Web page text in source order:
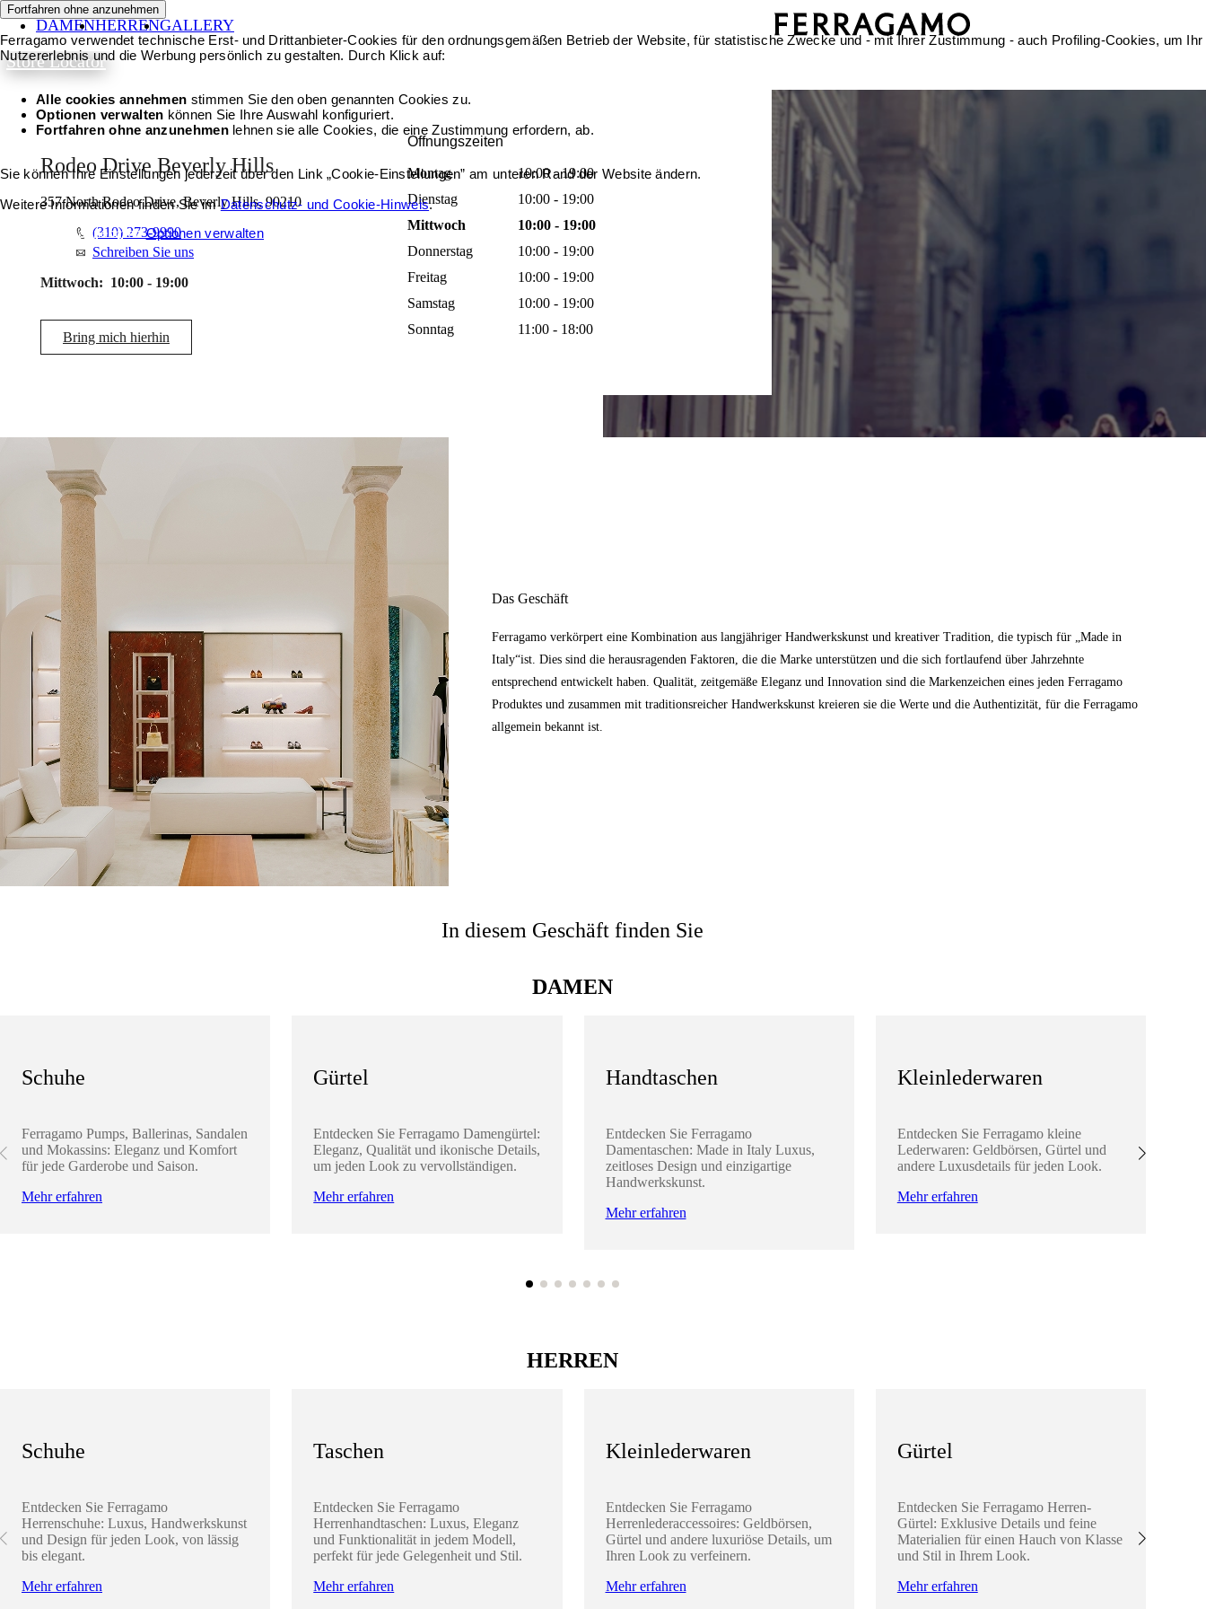
DAMENHERRENGALLERY
Store Locator
Rodeo Drive Beverly Hills
357 North Rodeo Drive, Beverly Hills, 90210
(310) 273-9990
Schreiben Sie uns
Mittwoch: 10:00 - 19:00
Bring mich hierhin
Öffnungszeiten
Montag
10:00 - 19:00
Dienstag
10:00 - 19:00
Mittwoch
10:00 - 19:00
Donnerstag
10:00 - 19:00
Freitag
10:00 - 19:00
Samstag
10:00 - 19:00
Sonntag
11:00 - 18:00
Das Geschäft
Ferragamo verkörpert eine Kombination aus langjähriger Handwerkskunst und kreativer Tradition, die typisch für „Made in
Italy“ist. Dies sind die herausragenden Faktoren, die die Marke unterstützen und die sich fortlaufend über Jahrzehnte
entsprechend entwickelt haben. Qualität, zeitgemäße Eleganz und Innovation sind die Markenzeichen eines jeden Ferragamo
Produktes und zusammen mit traditionsreicher Handwerkskunst kreieren sie die Werte und die Authentizität, für die Ferragamo
allgemein bekannt ist.
In diesem Geschäft finden Sie
DAMEN
Schuhe
Ferragamo Pumps, Ballerinas, Sandalen
und Mokassins: Eleganz und Komfort
für jede Garderobe und Saison.
Mehr erfahren
Gürtel
Entdecken Sie Ferragamo Damengürtel:
Eleganz, Qualität und ikonische Details,
um jeden Look zu vervollständigen.
Mehr erfahren
Handtaschen
Entdecken Sie Ferragamo
Damentaschen: Made in Italy Luxus,
zeitloses Design und einzigartige
Handwerkskunst.
Mehr erfahren
Kleinlederwaren
Entdecken Sie Ferragamo kleine
Lederwaren: Geldbörsen, Gürtel und
andere Luxusdetails für jeden Look.
Mehr erfahren
HERREN
Schuhe
Entdecken Sie Ferragamo
Herrenschuhe: Luxus, Handwerkskunst
und Design für jeden Look, von lässig
bis elegant.
Mehr erfahren
Taschen
Entdecken Sie Ferragamo
Herrenhandtaschen: Luxus, Eleganz
und Funktionalität in jedem Modell,
perfekt für jede Gelegenheit und Stil.
Mehr erfahren
Kleinlederwaren
Entdecken Sie Ferragamo
Herrenlederaccessoires: Geldbörsen,
Gürtel und andere luxuriöse Details, um
Ihren Look zu verfeinern.
Mehr erfahren
Gürtel
Entdecken Sie Ferragamo Herren-
Gürtel: Exklusive Details und feine
Materialien für einen Hauch von Klasse
und Stil in Ihrem Look.
Mehr erfahren
Fortfahren ohne anzunehmen
Ferragamo verwendet technische Erst- und Drittanbieter-Cookies für den ordnungsgemäßen Betrieb der Website, für statistische Zwecke und - mit Ihrer Zustimmung - auch Profiling-Cookies, um Ihr
Nutzererlebnis und die Werbung persönlich zu gestalten. Durch Klick auf:
Alle cookies annehmen stimmen Sie den oben genannten Cookies zu.
Optionen verwalten können Sie Ihre Auswahl konfiguriert.
Fortfahren ohne anzunehmenlehnen sie alle Cookies, die eine Zustimmung erfordern, ab.
Sie können Ihre Einstellungen jederzeit über den Link „Cookie-Einstellungen” am unteren Rand der Website ändern.
Weitere Informationen finden Sie imDatenschutz- und Cookie-Hinweis.
Alle cookies annehmen Optionen verwalten